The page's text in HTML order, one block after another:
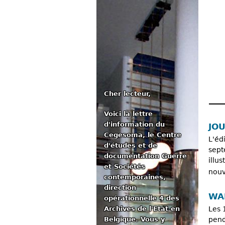
Les
Cher lecteur,
Voici la lettre
d'information du
Cegesoma, le Centre
d'études et de
documentation Guerre
et Sociétés
contemporaines,
direction
opérationnelle 4 des
Archives de l'Etat en
Belgique. Vous y